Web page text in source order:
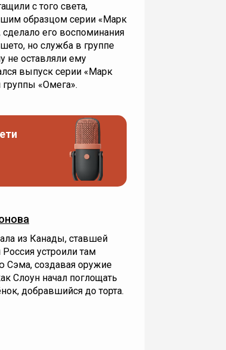
с того света,
образцом серии «Марк
сделало его воспоминания
но служба в группе
не оставляли ему
выпуск серии «Марк
«Омега».
из Канады, ставшей
устроили там
Сэма, создавая оружие
Слоун начал поглощать
добравшийся до торта.